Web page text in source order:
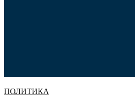
ПОЛИТИКА